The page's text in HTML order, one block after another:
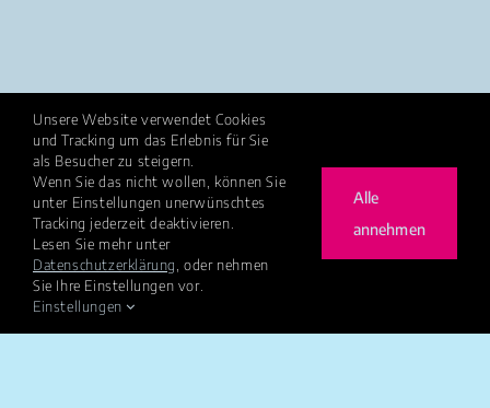
Unsere Website verwendet Cookies
und Tracking um das Erlebnis für Sie
als Besucher zu steigern.
Wenn Sie das nicht wollen, können Sie
unter Einstellungen unerwünschtes
Tracking jederzeit deaktivieren.
Lesen Sie mehr unter
Datenschutzerklärung , oder nehmen
Sie Ihre Einstellungen vor.
Einstellungen
Alle
annehmen